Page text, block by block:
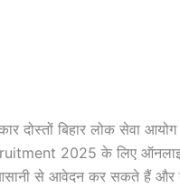
दोस्तों बिहार लोक सेवा
2025 के लिए
से आवेदन कर सकते हैं और